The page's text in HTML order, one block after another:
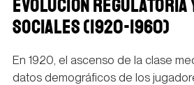
EVOLUCIÓN REGULATORIA
SOCIALES (1920-1960)
En 1920, el ascenso de la clase
datos demográficos de los